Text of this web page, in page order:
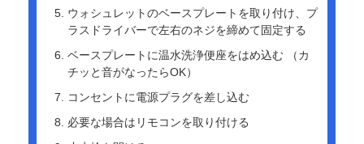
ウォシュレットのベースプレートを取り付け、プ
ラスドライバーで左右のネジを締めて固定する
ベースプレートに温水洗浄便座をはめ込む （カ
チッと音がなったらOK）
コンセントに電源プラグを差し込む
必要な場合はリモコンを取り付ける